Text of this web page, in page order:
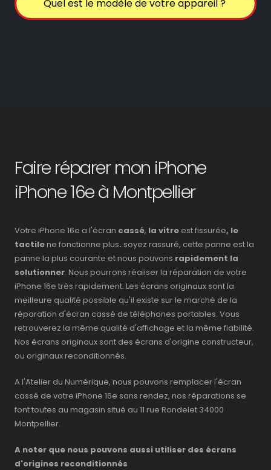
Faire réparer mon iPhone
iPhone 16e à Montpellier
Votre iPhone 16e a l'écran cassé, la vitre est fissurée, le
tactilene fonctionne plus. soyez rassuré, cette panne est la
panne la plus courante et nous pouvons rapidement la
solutionner. Nous pourrons réaliser la réparation de votre
iPhone 16e très rapidement. Les écrans originaux sont la
meilleure qualité possible qu'il existe sur le marché de la
réparation d'écran cassé de téléphones portables. Vous
retrouverez la même qualité d'affichage et la même fiabilité.
Nos écrans originaux sont des écrans d'origine constructeur,
ou originaux reconditionnés.
A l'Atelier du Numérique, nous pouvons remplacer l'écran
cassé de votre iPhone 16e sans rendez, nos réparations se
font toutes au magasin situé au 11 rue Rondelet 34000
Montpellier.
A noter que nous pouvons aussi utiliser des écrans
d'origines reconditionnés